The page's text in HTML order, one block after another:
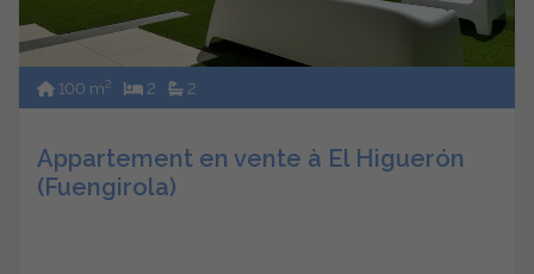
100 m2 2 2
Appartement en vente à El Higuerón
(Fuengirola)